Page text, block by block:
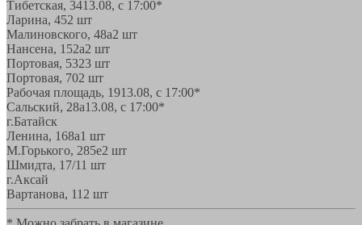
Тибетская, 3413.08, с 17:00*
Ларина, 452 шт
Малиновского, 48а2 шт
Нансена, 152а2 шт
Портовая, 5323 шт
Портовая, 702 шт
Рабочая площадь, 1913.08, с 17:00*
Сальский, 28a13.08, с 17:00*
г.Батайск
Ленина, 168а1 шт
М.Горького, 285е2 шт
Шмидта, 17/11 шт
г.Аксай
Вартанова, 11 2 шт